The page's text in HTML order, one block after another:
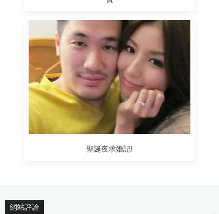
聖誕夜求婚記!
網站評論